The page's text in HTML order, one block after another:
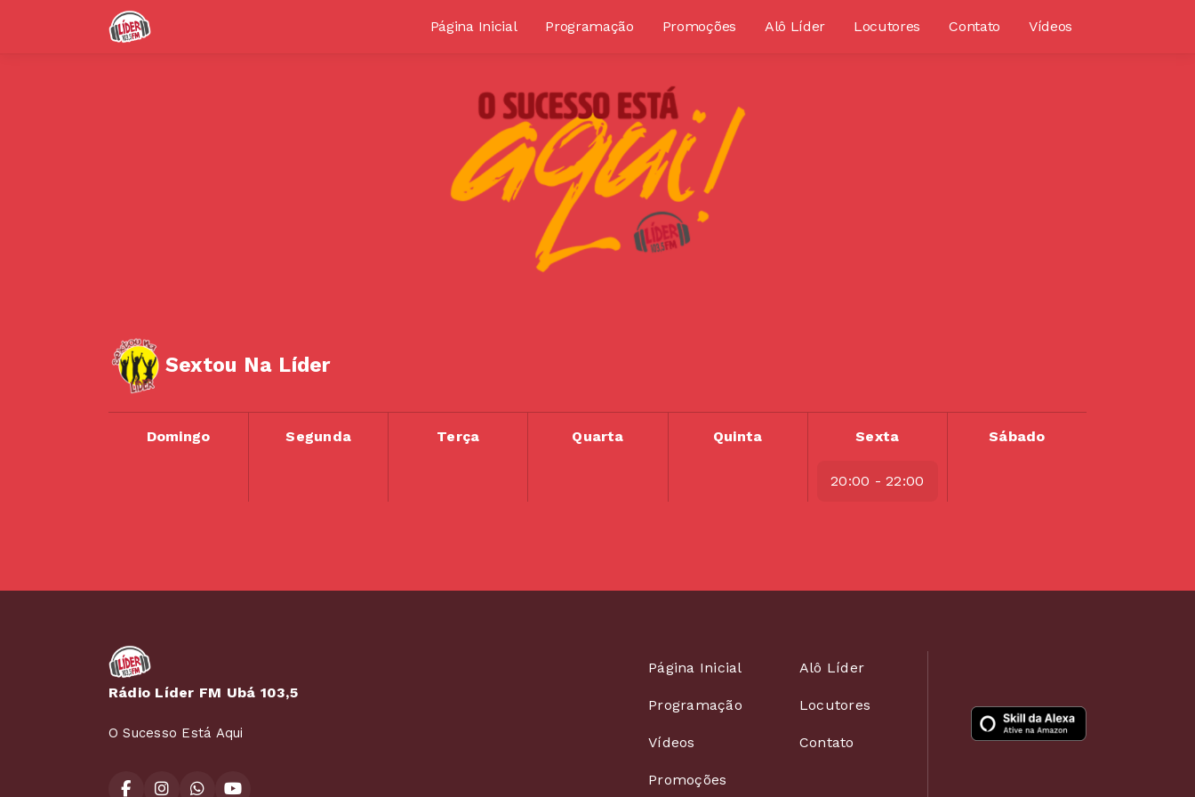
Página Inicial Programação Promoções Alô Líder Locutores Contato Vídeos
Sextou Na Líder
Domingo Segunda Terça Quarta Quinta Sexta
20:00 - 22:00
Sábado
Rádio Líder FM Ubá 103,5
O Sucesso Está Aqui
Página Inicial
Programação
Vídeos
Promoções
Alô Líder
Locutores
Contato